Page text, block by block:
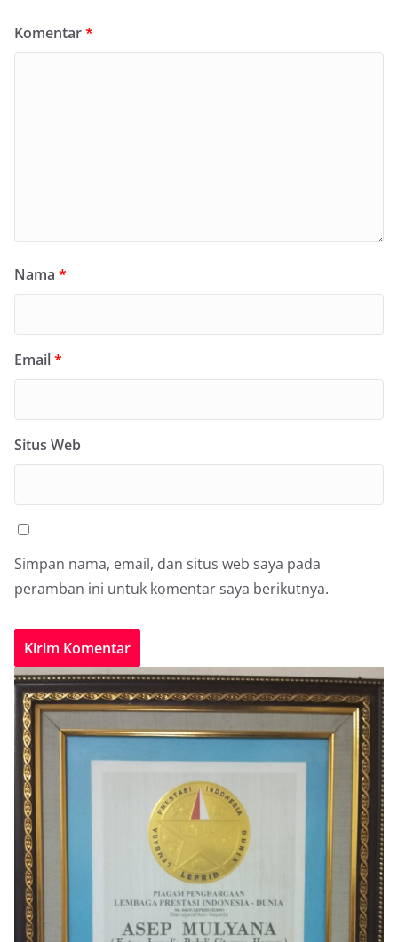
Komentar*
Nama *
Email*
Situs Web
Simpan nama, email, dan situs web saya pada
peramban ini untuk komentar saya berikutnya.